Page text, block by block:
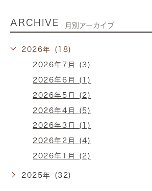
ARCHIVE 月別アーカイブ
2026年 (18)
2026年7月 (3)
2026年6月 (1)
2026年5月 (2)
2026年4月 (5)
2026年3月 (1)
2026年2月 (4)
2026年1月 (2)
2025年 (32)